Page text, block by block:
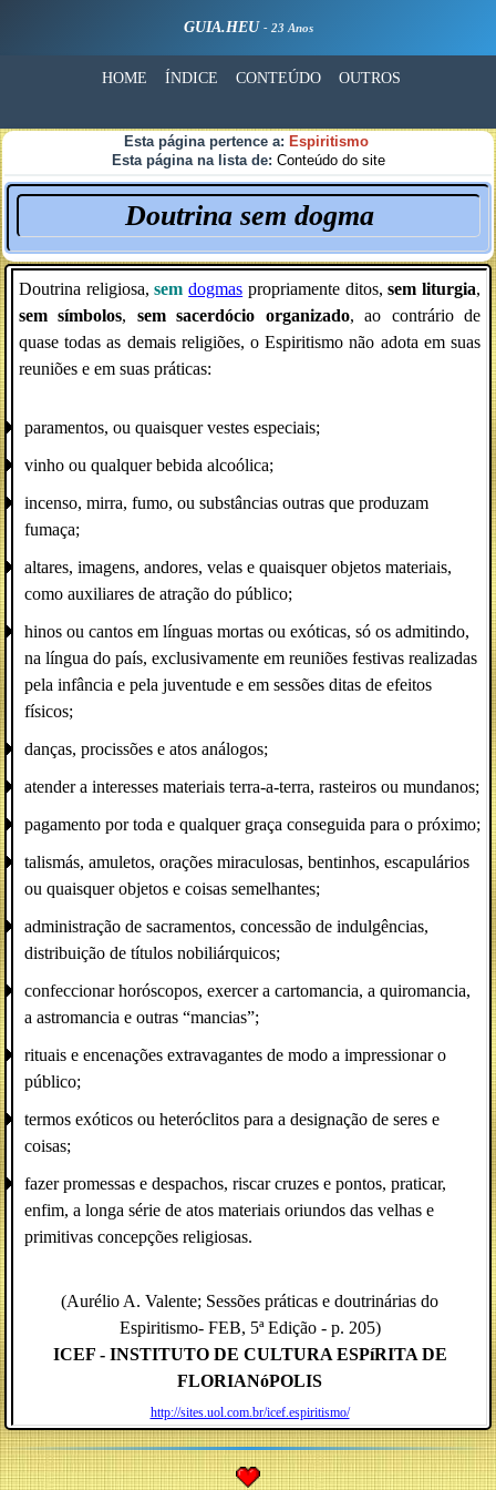
GUIA.HEU - 23 Anos
HOME ÍNDICE CONTEÚDO OUTROS
Esta página pertence a: Espiritismo
Esta página na lista de: Conteúdo do site
Doutrina sem dogma
Doutrina religiosa,semdogmas propriamente ditos,sem liturgia,
sem símbolos, sem sacerdócio organizado, ao contrário de
quase todas as demais religiões, o Espiritismo não adota em suas
reuniões e em suas práticas:
paramentos, ou quaisquer vestes especiais;
vinho ou qualquer bebida alcoólica;
incenso, mirra, fumo, ou substâncias outras que produzam
fumaça;
altares, imagens, andores, velas e quaisquer objetos materiais,
como auxiliares de atração do público;
hinos ou cantos em línguas mortas ou exóticas, só os admitindo,
na língua do país, exclusivamente em reuniões festivas realizadas
pela infância e pela juventude e em sessões ditas de efeitos
físicos;
danças, procissões e atos análogos;
atender a interesses materiais terra-a-terra, rasteiros ou mundanos;
pagamento por toda e qualquer graça conseguida para o próximo;
talismás, amuletos, orações miraculosas, bentinhos, escapulários
ou quaisquer objetos e coisas semelhantes;
administração de sacramentos, concessão de indulgências,
distribuição de títulos nobiliárquicos;
confeccionar horóscopos, exercer a cartomancia, a quiromancia,
a astromancia e outras “mancias”;
rituais e encenações extravagantes de modo a impressionar o
público;
termos exóticos ou heteróclitos para a designação de seres e
coisas;
fazer promessas e despachos, riscar cruzes e pontos, praticar,
enfim, a longa série de atos materiais oriundos das velhas e
primitivas concepções religiosas.
(Aurélio A. Valente; Sessões práticas e doutrinárias do
Espiritismo- FEB, 5ª Edição - p. 205)
ICEF - INSTITUTO DE CULTURA ESPíRITA DE
FLORIANóPOLIS
http://sites.uol.com.br/icef.espiritismo/